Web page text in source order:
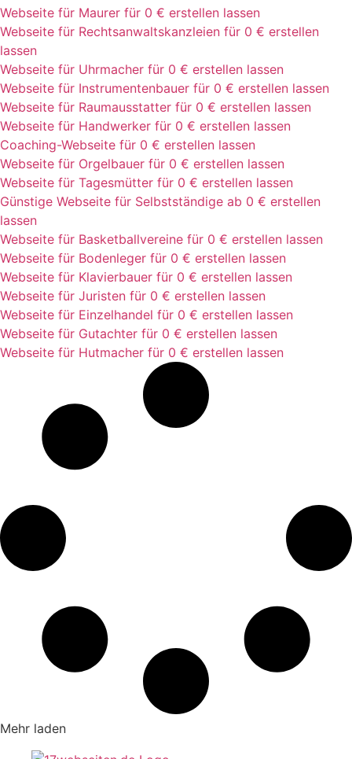
Webseite für Maurer für 0 € erstellen lassen
Webseite für Rechtsanwaltskanzleien für 0 € erstellen
lassen
Webseite für Uhrmacher für 0 € erstellen lassen
Webseite für Instrumentenbauer für 0 € erstellen lassen
Webseite für Raumausstatter für 0 € erstellen lassen
Webseite für Handwerker für 0 € erstellen lassen
Coaching-Webseite für 0 € erstellen lassen
Webseite für Orgelbauer für 0 € erstellen lassen
Webseite für Tagesmütter für 0 € erstellen lassen
Günstige Webseite für Selbstständige ab 0 € erstellen
lassen
Webseite für Basketballvereine für 0 € erstellen lassen
Webseite für Bodenleger für 0 € erstellen lassen
Webseite für Klavierbauer für 0 € erstellen lassen
Webseite für Juristen für 0 € erstellen lassen
Webseite für Einzelhandel für 0 € erstellen lassen
Webseite für Gutachter für 0 € erstellen lassen
Webseite für Hutmacher für 0 € erstellen lassen
Mehr laden